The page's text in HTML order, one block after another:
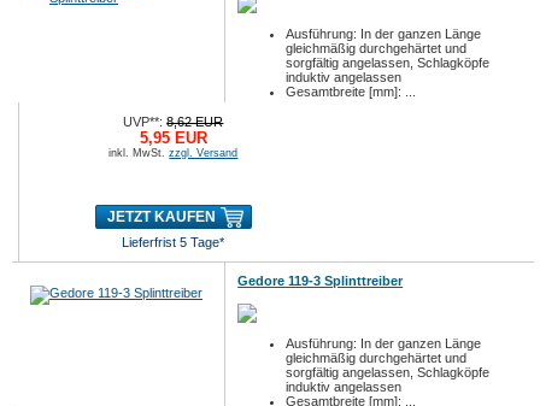
Ausführung: In der ganzen Länge
gleichmäßig durchgehärtet und
sorgfältig angelassen, Schlagköpfe
induktiv angelassen
Gesamtbreite [mm]: ...
UVP**:8,62 EUR
5,95 EUR
inkl. MwSt.zzgl. Versand
JETZT KAUFEN
Lieferfrist 5 Tage*
Gedore 119-3 Splinttreiber
Ausführung: In der ganzen Länge
gleichmäßig durchgehärtet und
sorgfältig angelassen, Schlagköpfe
induktiv angelassen
Gesamtbreite [mm]: ...